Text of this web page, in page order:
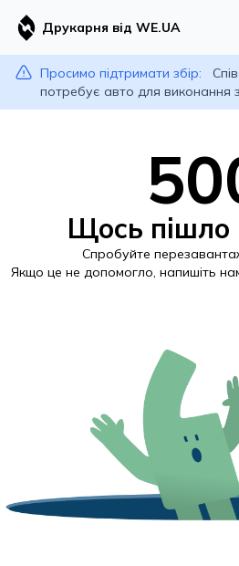
Друкарня від WE.UA
Просимо підтримати збір:
потребує авто для виконання
Щось пішло
Спробуйте
Якщо це не допомогло, напишіть